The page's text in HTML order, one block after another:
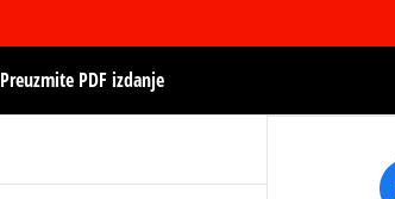
Preuzmite PDF izdanje